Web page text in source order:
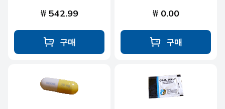
₩ 542.99
구매
₩ 0.00
구매